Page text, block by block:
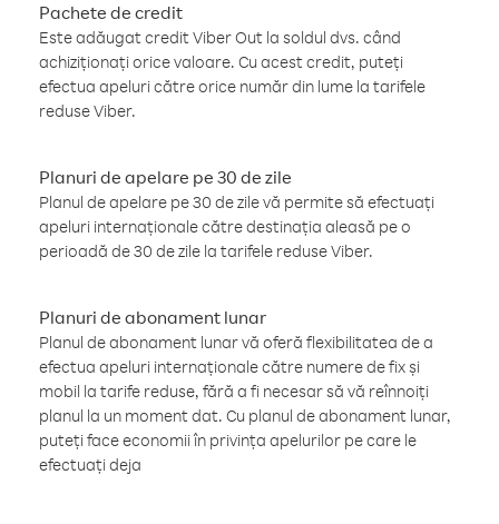
Pachete de credit
Este adăugat credit Viber Out la soldul dvs. când
achiziționați orice valoare. Cu acest credit, puteți
efectua apeluri către orice număr din lume la tarifele
reduse Viber.
Planuri de apelare pe 30 de zile
Planul de apelare pe 30 de zile vă permite să efectuați
apeluri internaționale către destinația aleasă pe o
perioadă de 30 de zile la tarifele reduse Viber.
Planuri de abonament lunar
Planul de abonament lunar vă oferă flexibilitatea de a
efectua apeluri internaționale către numere de fix și
mobil la tarife reduse, fără a fi necesar să vă reînnoiți
planul la un moment dat. Cu planul de abonament lunar,
puteți face economii în privința apelurilor pe care le
efectuați deja